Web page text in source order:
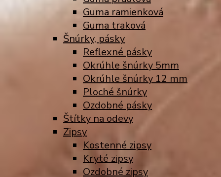
Guma ramienková
Guma traková
Šnúrky, pásky
Reflexné pásky
Okrúhle šnúrky 5mm
Okrúhle šnúrky 12 mm
Ploché šnúrky
Ozdobné pásky
Štítky na odevy
Zipsy
Kostenné zipsy
Kryté zipsy
Ozdobné zipsy